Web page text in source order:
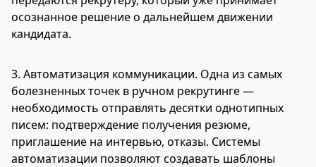
осознанное решение о дальнейшем движении
кандидата.
3. Автоматизация коммуникации. Одна из самых
болезненных точек в ручном рекрутинге —
необходимость отправлять десятки однотипных
писем: подтверждение получения резюме,
приглашение на интервью, отказы. Системы
автоматизации позволяют создавать шаблоны